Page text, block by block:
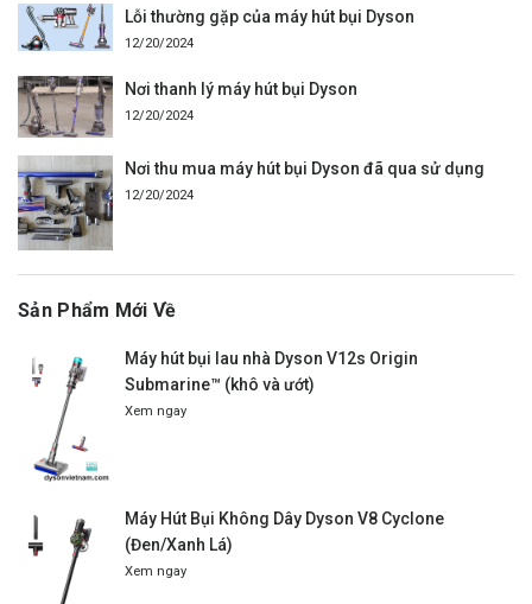
Lỗi thường gặp của máy hút bụi Dyson
12/20/2024
Nơi thanh lý máy hút bụi Dyson
12/20/2024
Nơi thu mua máy hút bụi Dyson đã qua sử dụng
12/20/2024
Sản Phẩm Mới Về
Máy hút bụi lau nhà Dyson V12s Origin
Submarine™ (khô và ướt)
Xem ngay
Máy Hút Bụi Không Dây Dyson V8 Cyclone
(Đen/Xanh Lá)
Xem ngay